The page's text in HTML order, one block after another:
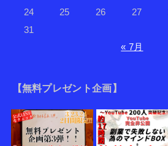
24
25 26 27
31
« 7月
【無料プレゼント企画】